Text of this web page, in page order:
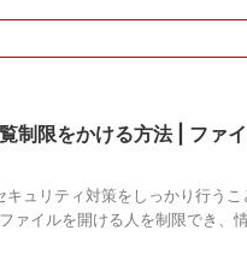
制限をかける方法 | ファ
ュリティ対策をしっかり行う
ァイルを開ける人を制限でき、